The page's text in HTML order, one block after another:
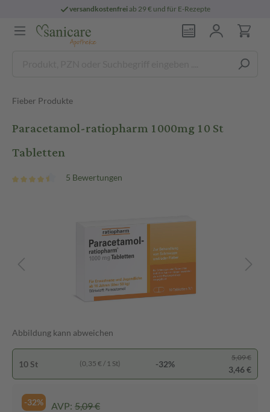
versandkostenfreiab 29 € und für E-Rezepte
Fieber Produkte
Paracetamol-ratiopharm 1000mg 10 St
Tabletten
5 Bewertungen
Abbildung kann abweichen
10 St (0,35 € / 1 St) -32%
5,09 €
3,46 €
-32% AVP: 5,09 €